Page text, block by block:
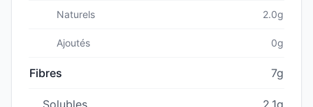
Naturels 2.0g
Ajoutés 0g
Fibres 7g
Solubles 2.1g